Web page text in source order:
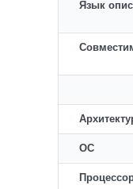
Язык
ОС